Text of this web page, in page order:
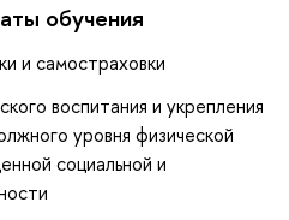
обучения
и самостраховки
воспитания и укрепления
уровня физической
социальной и